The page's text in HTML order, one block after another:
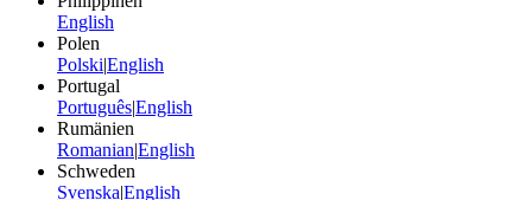
English
Polen
Polski|English
Portugal
Português|English
Rumänien
Romanian|English
Schweden
Svenska|English